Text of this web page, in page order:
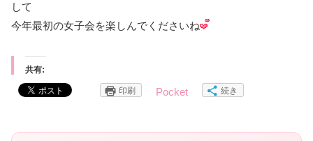
して
今年最初の女子会を楽しんでくださいね
共有:
印刷 Pocket 続き